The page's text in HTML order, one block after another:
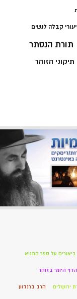
קבלה לנשים
תורת הנסתר
תיקוני הזוהר
ביאורים על ספר התניא
הדף היומי בזוהר
ירושלים הרב ברנדוון